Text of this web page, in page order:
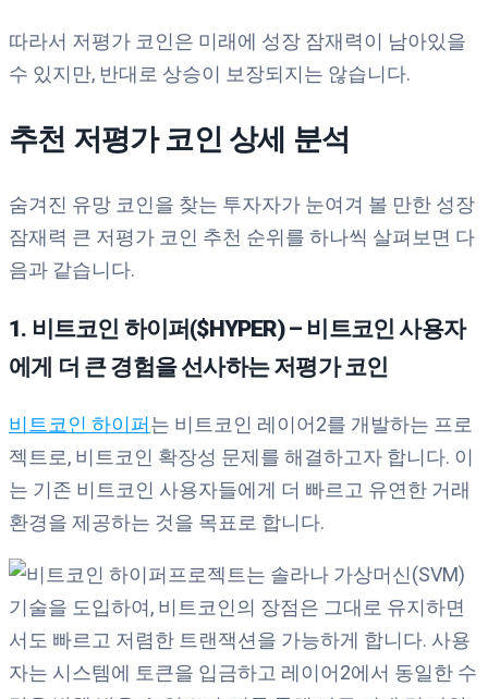
따라서 저평가 코인은 미래에 성장 잠재력이 남아있을
수 있지만, 반대로 상승이 보장되지는 않습니다.
추천 저평가 코인 상세 분석
숨겨진 유망 코인을 찾는 투자자가 눈여겨 볼 만한 성장
잠재력 큰 저평가 코인 추천 순위를 하나씩 살펴보면 다
음과 같습니다.
1. 비트코인 하이퍼($HYPER) – 비트코인 사용자
에게 더 큰 경험을 선사하는 저평가 코인
비트코인 하이퍼는 비트코인 레이어2를 개발하는 프로
젝트로, 비트코인 확장성 문제를 해결하고자 합니다. 이
는 기존 비트코인 사용자들에게 더 빠르고 유연한 거래
환경을 제공하는 것을 목표로 합니다.
프로젝트는 솔라나 가상머신(SVM)
기술을 도입하여, 비트코인의 장점은 그대로 유지하면
서도 빠르고 저렴한 트랜잭션을 가능하게 합니다. 사용
자는 시스템에 토큰을 입금하고 레이어2에서 동일한 수